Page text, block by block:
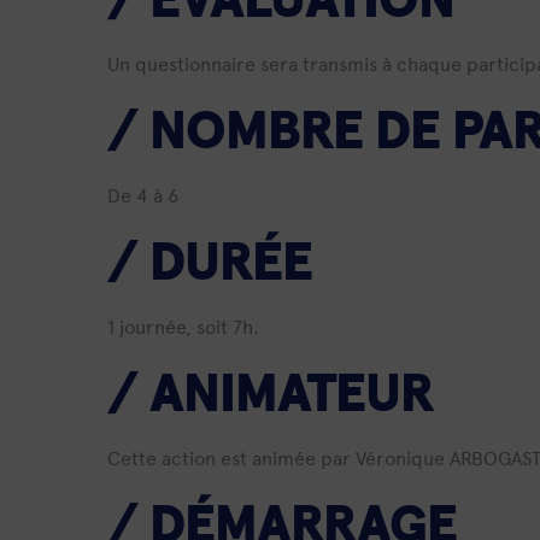
Un questionnaire sera transmis à chaque
/ NOMBRE DE
De 4 à 6
/ DURÉE
1 journée, soit 7h.
/ ANIMATEUR
Cette action est animée par Véronique
/ DÉMARRAGE